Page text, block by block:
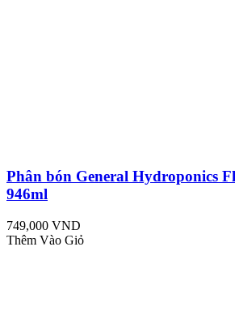
Phân bón General Hydroponics
946ml
749,000 VND
Thêm Vào Giỏ